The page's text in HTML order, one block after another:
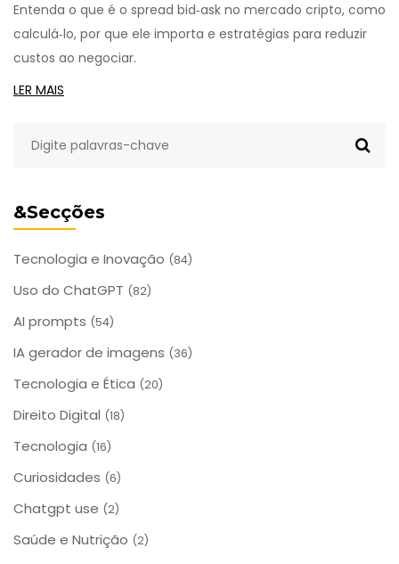
&Secções
Tecnologia e Inovação (84)
Uso do ChatGPT (82)
AI prompts (54)
IA gerador de imagens (36)
Tecnologia e Ética (20)
Direito Digital (18)
Tecnologia (16)
Curiosidades (6)
Chatgpt use (2)
Saúde e Nutrição (2)
Entenda o que é o spread bid‑ask no mercado cripto, como
calculá‑lo, por que ele importa e estratégias para reduzir
custos ao negociar.
LER MAIS